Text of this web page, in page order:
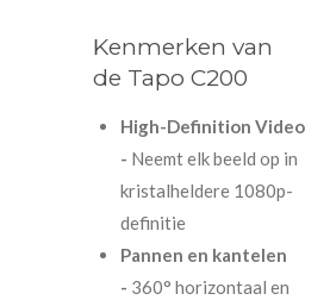
Kenmerken van
de Tapo C200
High-Definition Video
- Neemt elk beeld op in
kristalheldere 1080p-
definitie
Pannen en kantelen
- 360° horizontaal en